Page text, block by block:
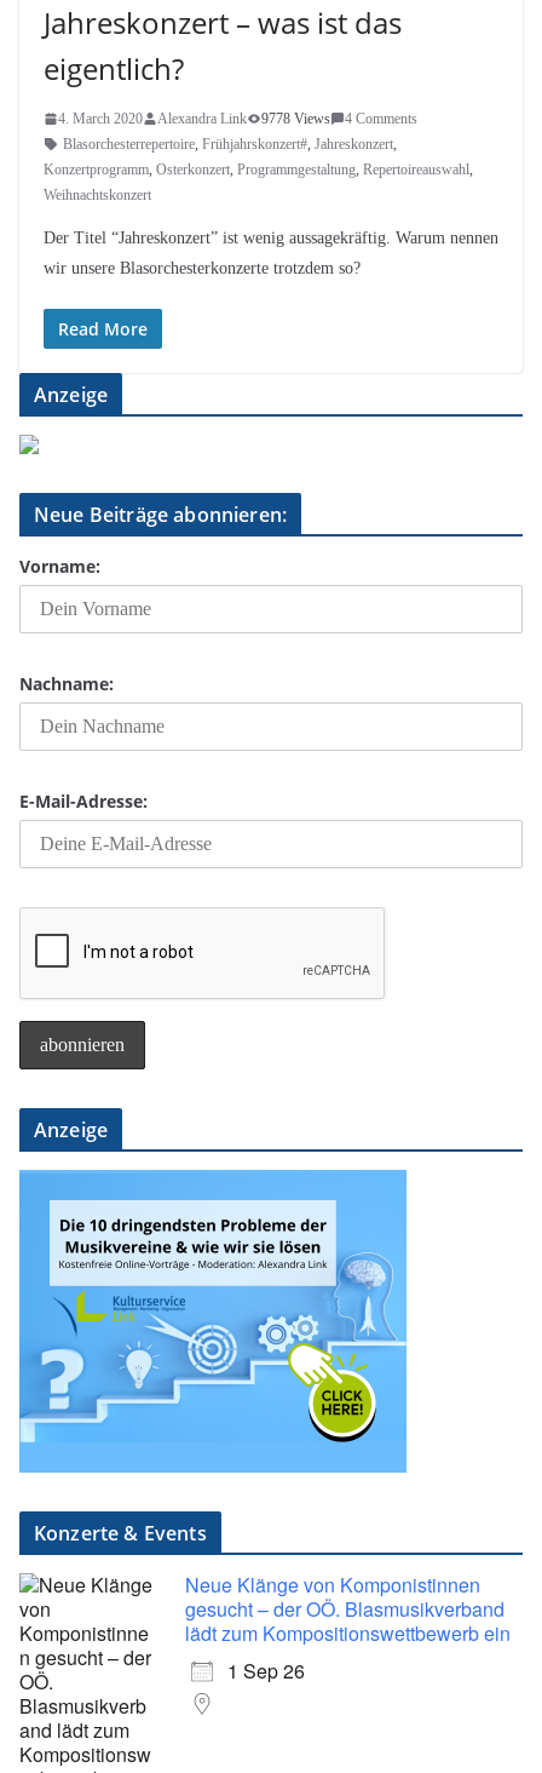
Jahreskonzert – was ist das
eigentlich?
4. March 2020 Alexandra Link 9778 Views
4 Comments
Blasorchesterrepertoire, Frühjahrskonzert#, Jahreskonzert,
Konzertprogramm, Osterkonzert, Programmgestaltung, Repertoireauswahl,
Weihnachtskonzert
Der Titel “Jahreskonzert” ist wenig aussagekräftig. Warum nennen
wir unsere Blasorchesterkonzerte trotzdem so?
Read More
Anzeige
Neue Beiträge abonnieren:
Vorname:
Nachname:
E-Mail-Adresse:
Anzeige
Konzerte & Events
Neue Klänge von Komponistinnen
gesucht – der OÖ. Blasmusikverband
lädt zum Kompositionswettbewerb ein
1 Sep 26